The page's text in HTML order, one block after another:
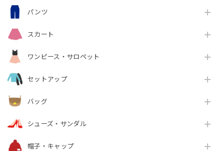
パンツ
スカート
ワンピース・サロペット
セットアップ
バッグ
シューズ・サンダル
帽子・キャップ